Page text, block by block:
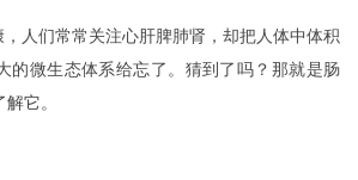
人们常常关注心肝脾肺肾，却把人体中体积
的微生态体系给忘了。猜到了吗？那就是肠
它。